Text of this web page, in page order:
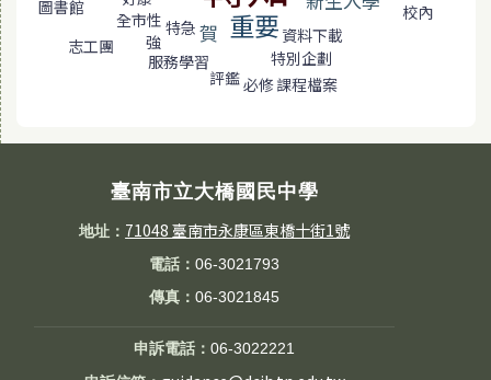
圖書館
全市性 特急 賀 重要
校內
志工團
強
資料下載
服務學習
評鑑
特別企劃
必修課程檔案
臺南市立大橋國民中學
地址： 71048 臺南市永康區東橋十街1號
電話：06-3021793
傳真：06-3021845
申訴電話：06-3022221